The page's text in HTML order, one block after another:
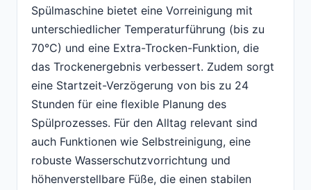
Spülmaschine bietet eine Vorreinigung mit
unterschiedlicher Temperaturführung (bis zu
70°C) und eine Extra-Trocken-Funktion, die
das Trockenergebnis verbessert. Zudem sorgt
eine Startzeit-Verzögerung von bis zu 24
Stunden für eine flexible Planung des
Spülprozesses. Für den Alltag relevant sind
auch Funktionen wie Selbstreinigung, eine
robuste Wasserschutzvorrichtung und
höhenverstellbare Füße, die einen stabilen